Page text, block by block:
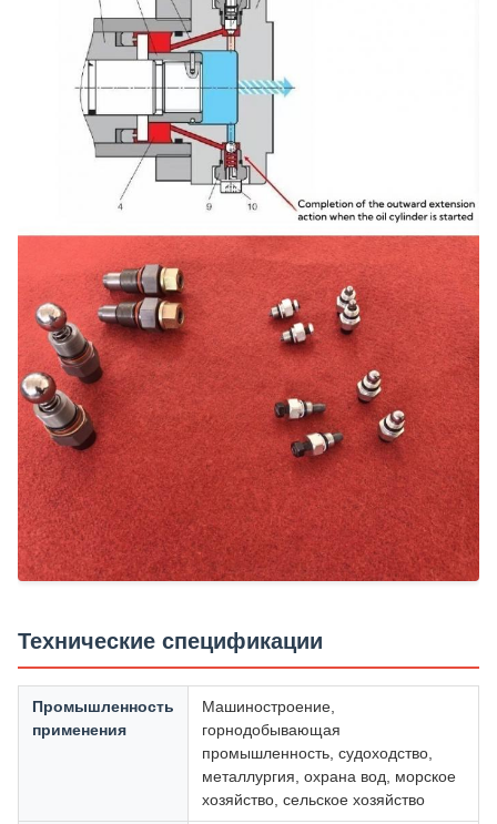
Технические спецификации
Промышленность
применения
Машиностроение,
горнодобывающая
промышленность, судоходство,
металлургия, охрана вод, морское
хозяйство, сельское хозяйство